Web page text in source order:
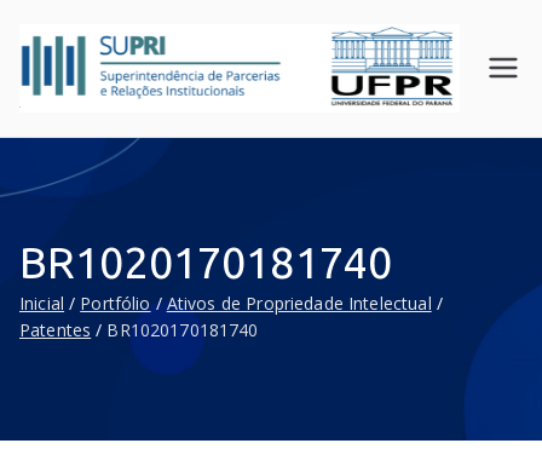
SUPR
Superin
cia de
Instituc
ionais
BR1020170181740
Inicial Portfólio
Ativos de Propriedade Intelectual
Patentes
BR1020170181740